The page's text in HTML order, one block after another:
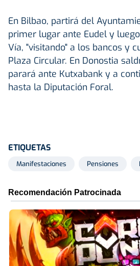
En Bilbao, partirá del
primer lugar ante Eudel y
Vía, "visitando" a los bancos y
Plaza Circular. En Donostia
parará ante Kutxabank y a
hasta la Diputación Foral.
ETIQUETAS
Manifestaciones Pensiones